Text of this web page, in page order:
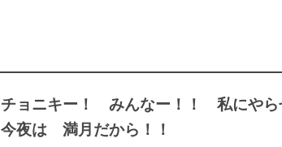
チョニキー！ みんなー！！ 私にや
今夜は 満月だから！！